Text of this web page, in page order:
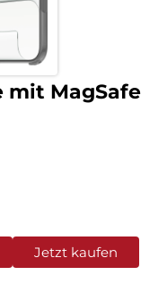
mit MagSafe
Jetzt kaufen